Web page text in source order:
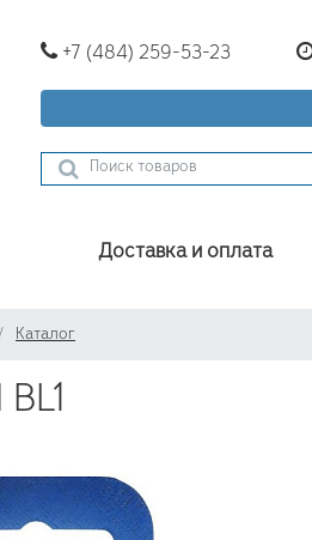
+7 (484) 259-53-23
Доставка и оплата
Каталог